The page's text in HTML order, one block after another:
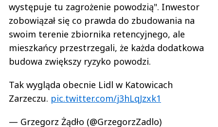
występuje tu zagrożenie powodzią". Inwestor
zobowiązał się co prawda do zbudowania na
swoim terenie zbiornika retencyjnego, ale
mieszkańcy przestrzegali, że każda dodatkowa
budowa zwiększy ryzyko powodzi.
Tak wygląda obecnie Lidl w Katowicach
Zarzeczu. pic.twitter.com/j3hLqJzxk1
— Grzegorz Żądło (@GrzegorzZadlo)